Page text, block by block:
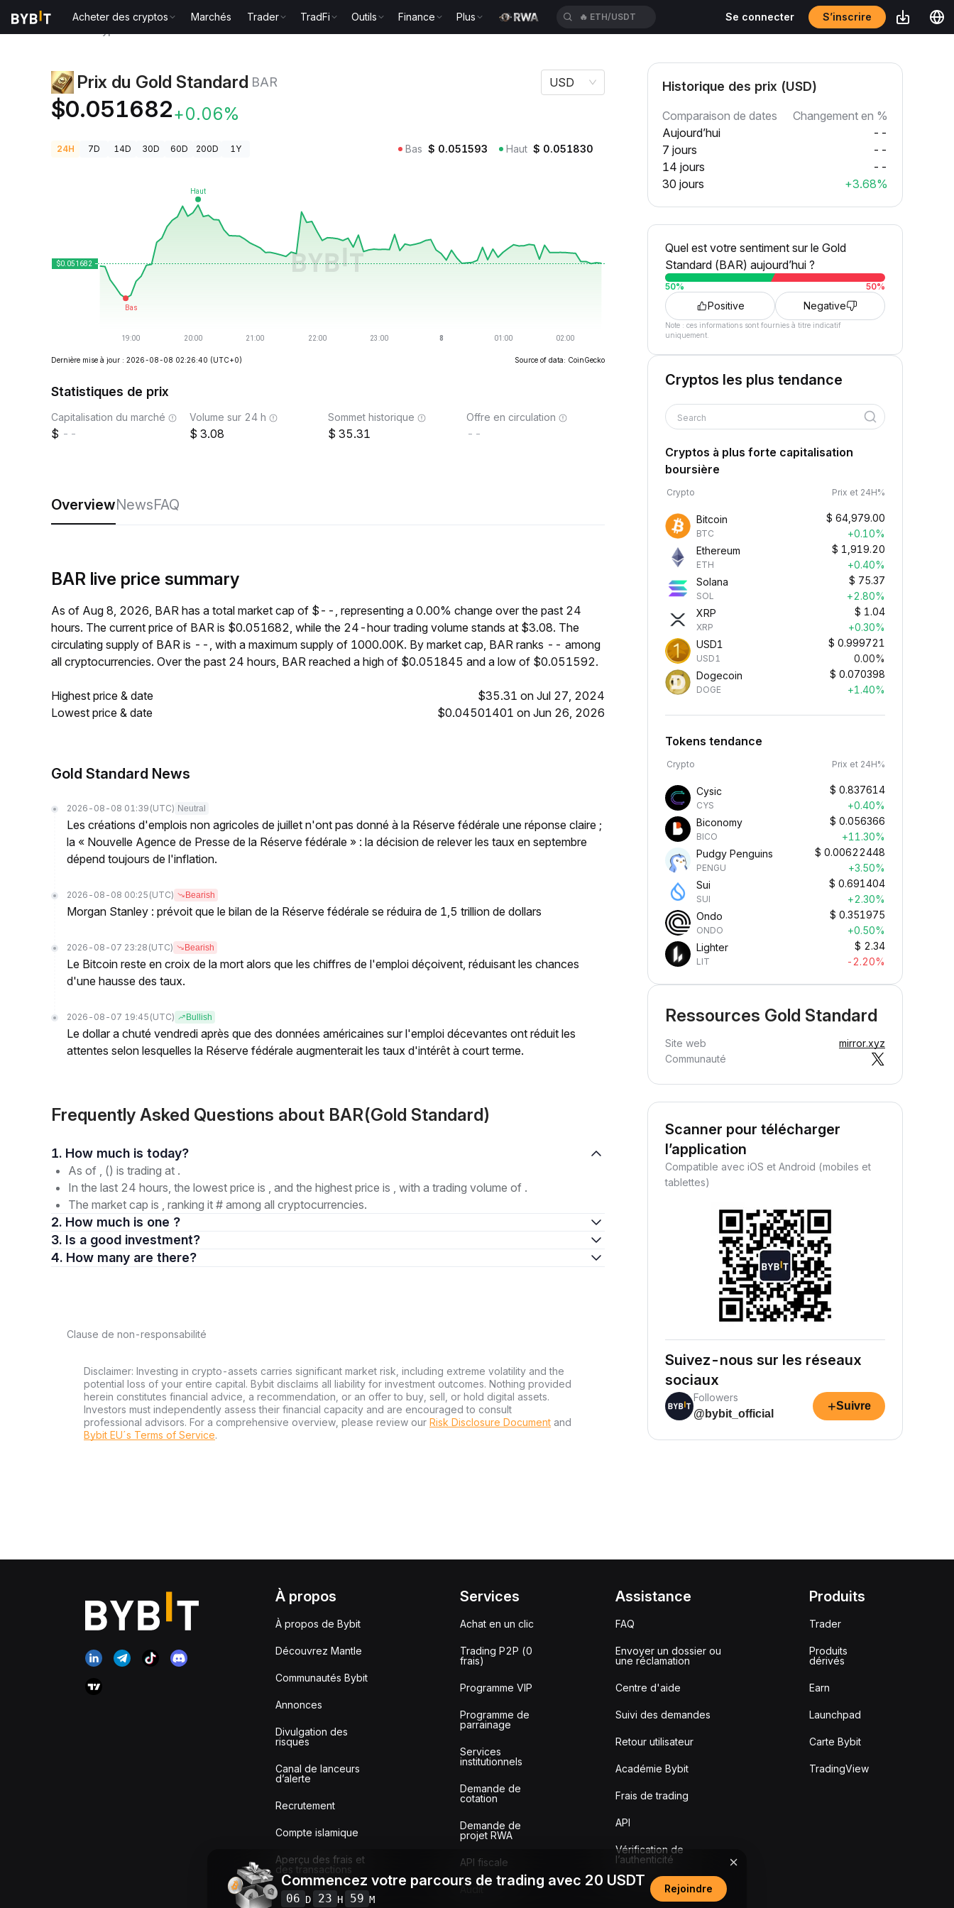
Acheter des cryptos Marchés Trader TradFi Outils Finance Plus 🔥 ETH/USDT Se connecter S’inscrire
Prix du Gold Standard BAR
$0.051682+0.06%
USD
24H 7D 14D 30D 60D 200D 1Y Bas $ 0.051593 Haut $ 0.051830
Dernière mise à jour : 2026-08-08 02:26:40 (UTC+0) Source of data: CoinGecko
Statistiques de prix
Capitalisation du marché
--
Volume sur 24 h
3.08
Sommet historique
35.31
Offre en circulation
--
OverviewNewsFAQ
BAR live price summary
As of Aug 8, 2026, BAR has a total market cap of $--, representing a 0.00% change over the past 24
hours. The current price of BAR is $0.051682, while the 24-hour trading volume stands at $3.08. The
circulating supply of BAR is --, with a maximum supply of 1000.00K. By market cap, BAR ranks -- among
all cryptocurrencies. Over the past 24 hours, BAR reached a high of $0.051845 and a low of $0.051592.
Highest price & date
$35.31 on Jul 27, 2024
Lowest price & date
$0.04501401 on Jun 26, 2026
Gold Standard News
2026-08-08 01:39 (UTC) Neutral
Les créations d'emplois non agricoles de juillet n'ont pas donné à la Réserve fédérale une réponse claire ;
la « Nouvelle Agence de Presse de la Réserve fédérale » : la décision de relever les taux en septembre
dépend toujours de l'inflation.
2026-08-08 00:25 (UTC) Bearish
Morgan Stanley : prévoit que le bilan de la Réserve fédérale se réduira de 1,5 trillion de dollars
2026-08-07 23:28 (UTC) Bearish
Le Bitcoin reste en croix de la mort alors que les chiffres de l'emploi déçoivent, réduisant les chances
d'une hausse des taux.
2026-08-07 19:45 (UTC) Bullish
Le dollar a chuté vendredi après que des données américaines sur l'emploi décevantes ont réduit les
attentes selon lesquelles la Réserve fédérale augmenterait les taux d'intérêt à court terme.
Frequently Asked Questions about BAR(Gold Standard)
1. How much is today?
As of , () is trading at .
In the last 24 hours, the lowest price is , and the highest price is , with a trading volume of .
The market cap is , ranking it # among all cryptocurrencies.
2. How much is one ?
3. Is a good investment?
4. How many are there?
Clause de non-responsabilité
Disclaimer: Investing in crypto-assets carries significant market risk, including extreme volatility and the
potential loss of your entire capital. Bybit disclaims all liability for investment outcomes. Nothing provided
herein constitutes financial advice, a recommendation, or an offer to buy, sell, or hold digital assets.
Investors must independently assess their financial capacity and are encouraged to consult
professional advisors. For a comprehensive overview, please review our Risk Disclosure Document and
Bybit EU´s Terms of Service.
Historique des prix (USD)
Comparaison de dates
Changement en %
Aujourd’hui
--
7 jours
--
14 jours
--
30 jours
+3.68%
Quel est votre sentiment sur le Gold
Standard (BAR) aujourd’hui ?
50% 50%
Positive Negative
Note : ces informations sont fournies à titre indicatif
uniquement.
Cryptos les plus tendance
Search
Cryptos à plus forte capitalisation
boursière
Crypto Prix et 24H%
Bitcoin
BTC
$ 64,979.00
+0.10%
Ethereum
ETH
$ 1,919.20
+0.40%
Solana
SOL
$ 75.37
+2.80%
XRP
XRP
$ 1.04
+0.30%
USD1
USD1
$ 0.999721
0.00%
Dogecoin
DOGE
$ 0.070398
+1.40%
Tokens tendance
Crypto Prix et 24H%
Cysic
CYS
$ 0.837614
+0.40%
Biconomy
BICO
$ 0.056366
+11.30%
Pudgy Penguins
PENGU
$ 0.00622448
+3.50%
Sui
SUI
$ 0.691404
+2.30%
Ondo
ONDO
$ 0.351975
+0.50%
Lighter
LIT
$ 2.34
-2.20%
Ressources Gold Standard
Site web
mirror.xyz
Communauté
Scanner pour télécharger
l’application
Compatible avec iOS et Android (mobiles et
tablettes)
Suivez-nous sur les réseaux
sociaux
Followers
@bybit_official
+Suivre
À propos
À propos de Bybit
Découvrez Mantle
Communautés Bybit
Annonces
Divulgation des
risques
Canal de lanceurs
d’alerte
Recrutement
Compte islamique
Aperçu des frais et
des transactions
Services
Achat en un clic
Trading P2P (0
frais)
Programme VIP
Programme de
parrainage
Services
institutionnels
Demande de
cotation
Demande de
projet RWA
API fiscale
Audit
Assistance
FAQ
Envoyer un dossier ou
une réclamation
Centre d'aide
Suivi des demandes
Retour utilisateur
Académie Bybit
Frais de trading
API
Vérification de
l’authenticité
Produits
Trader
Produits
dérivés
Earn
Launchpad
Carte Bybit
TradingView
Commencez votre parcours de trading avec 20 USDT
06 D 23 H 59 M
Rejoindre